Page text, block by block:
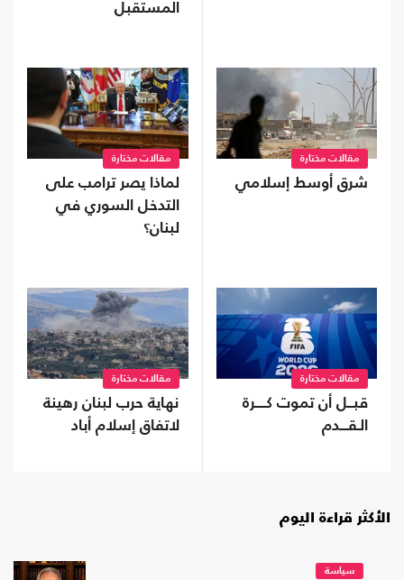
المستقبل
مقالات مختارة
شرق أوسط إسلامي
مقالات مختارة
لماذا يصر ترامب على
التدخل السوري في
لبنان؟
مقالات مختارة
قبــل أن تموت كــــرة
الـقـــدم
مقالات مختارة
نهاية حرب لبنان رهينة
لاتفاق إسلام أباد
الأكثر قراءة اليوم
سياسة